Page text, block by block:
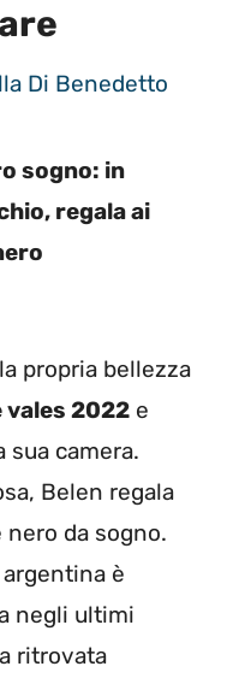
Di Benedetto
sogno: in
regala ai
propria bellezza
vales 2022 e
sua camera.
Belen regala
da sogno.
è
negli ultimi
ritrovata